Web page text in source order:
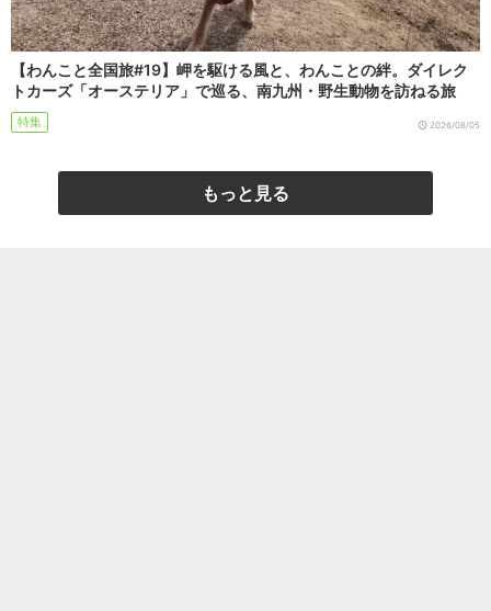
【わんこと全国旅#19】岬を駆ける風と、わんことの絆。ダイレク
トカーズ「オーステリア」で巡る、南九州・野生動物を訪ねる旅
特集 2026/08/05
もっと見る